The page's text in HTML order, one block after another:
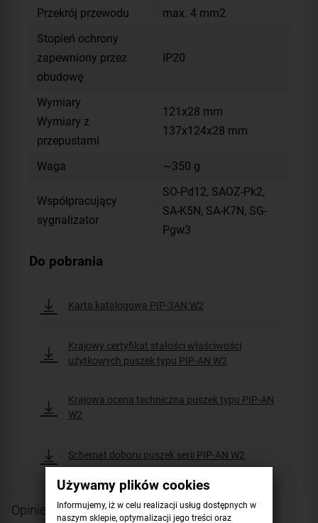
Przekrój przewodu max. 4 mm2
Stopień ochrony
zapewniony przez
obudowę
IP20
Wymiary
Wymiary z
przepustami
121x28 mm
137x124x28 mm
Waga ∼350 g
Współpracujący
sygnalizator
SO-Pd12, SAOZ-Pk2,
SA-K5N, SA-K7N, SG-
Pgw3
Do pobrania
Karta katalogowa PIP-3AN W2
Krajowy certyfikat stałości właściwości
użytkowych puszek typu PIP-AN W2
Krajowa ocena techniczna puszek typu PIP-AN
W2
Schemat doboru puszek serii PIP-AN W2
Opinie o produkcie
Używamy plików cookies
Informujemy, iż w celu realizacji usług dostępnych w
naszym sklepie, optymalizacji jego treści oraz